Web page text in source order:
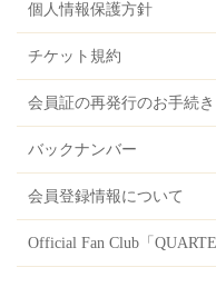
個人情報保護方針
チケット規約
会員証の再発行のお手続き
バックナンバー
会員登録情報について
Official Fan Club「